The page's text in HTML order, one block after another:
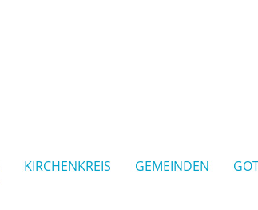
KIRCHENKREIS GEMEINDEN